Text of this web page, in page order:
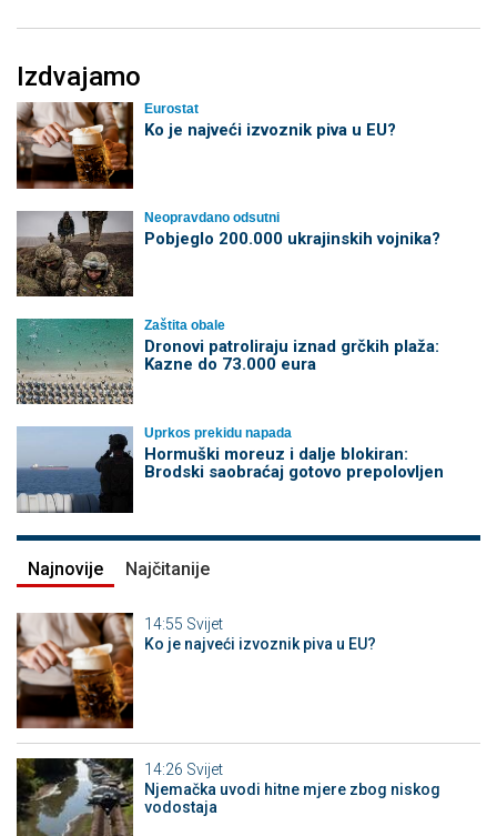
Izdvajamo
Eurostat
Ko je najveći izvoznik piva u EU?
Neopravdano odsutni
Pobjeglo 200.000 ukrajinskih vojnika?
Zaštita obale
Dronovi patroliraju iznad grčkih plaža:
Kazne do 73.000 eura
Uprkos prekidu napada
Hormuški moreuz i dalje blokiran:
Brodski saobraćaj gotovo prepolovljen
Najnovije Najčitanije
14:55 Svijet
Ko je najveći izvoznik piva u EU?
14:26 Svijet
Njemačka uvodi hitne mjere zbog niskog
vodostaja